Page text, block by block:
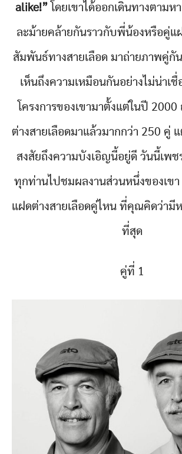
alike!”โดยเขาได้ออกเดินทางตาม
ละม้ายคล้ายกันราวกับพี่น้องหรือคู่แ
สัมพันธ์ทางสายเลือด มาถ่ายภาพคู่กั
เห็นถึงความเหมือนกันอย่างไม่น่าเชื่
โครงการของเขามาตั้งแต่ในปี
ต่างสายเลือดมาแล้วมากกว่า 250 คู่
สงสัยถึงความบังเอิญนี้อยู่ดี วันนี้เพช
ทุกท่านไปชมผลงานส่วนหนึ่งของเข
แฝดต่างสายเลือดคู่ไหน ที่คุณคิดว่ามี
ที่สุด
คู่ที่ 1